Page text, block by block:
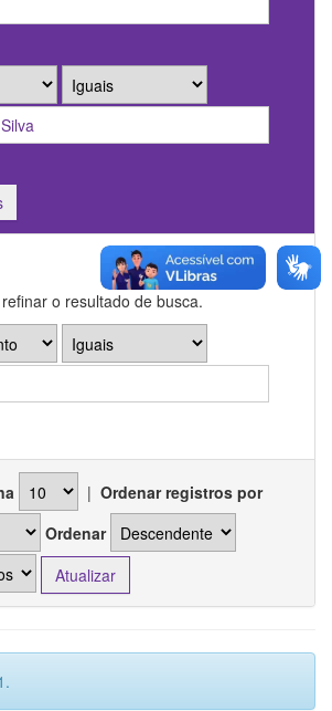
o resultado de busca.
| Ordenar registros por
Ordenar